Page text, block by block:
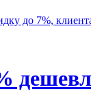
до 7%,